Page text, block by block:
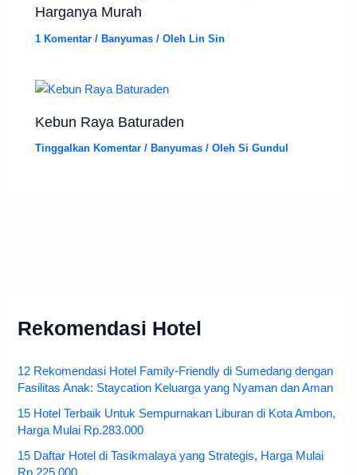
Harganya Murah
1 Komentar / Banyumas / Oleh Lin Sin
Kebun Raya Baturaden
Tinggalkan Komentar / Banyumas / OlehSi Gundul
Rekomendasi Hotel
12 Rekomendasi Hotel Family-Friendly di Sumedang dengan
Fasilitas Anak: Staycation Keluarga yang Nyaman dan Aman
15 Hotel Terbaik Untuk Sempurnakan Liburan di Kota Ambon,
Harga Mulai Rp.283.000
15 Daftar Hotel di Tasikmalaya yang Strategis, Harga Mulai